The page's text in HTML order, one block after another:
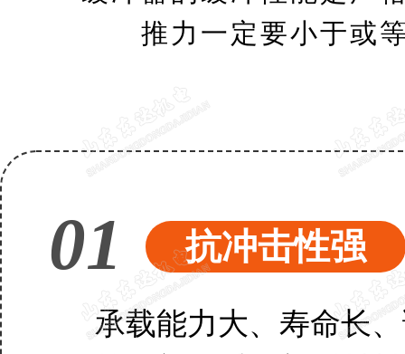
推力一定要小于或
01 抗冲击性强
承载能力大、寿命长